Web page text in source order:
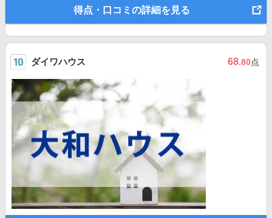
得点・口コミの詳細を見る
ダイワハウス 68.80点